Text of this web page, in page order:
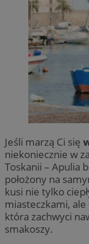
Jeśli marzą Ci się
niekoniecznie w
Toskanii – Apulia
położony na
kusi nie tylko
miasteczkami,
która zachwyci
smakoszy.